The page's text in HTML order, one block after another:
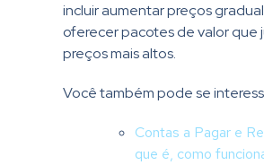
incluir aumentar preços
oferecer pacotes de valor que
preços mais altos.
Você também pode se
Contas a Pagar e
que é, como